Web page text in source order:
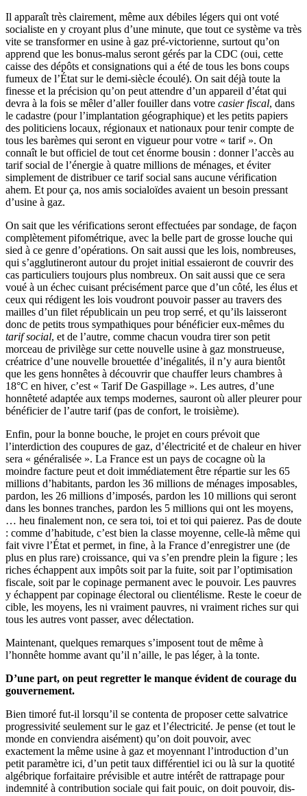
Il apparaît très clairement, même aux débiles légers qui ont voté
socialiste en y croyant plus d’une minute, que tout ce système va très
vite se transformer en usine à gaz pré-victorienne, surtout qu’on
apprend que les bonus-malus seront gérés par la CDC (oui, cette
caisse des dépôts et consignations qui a été de tous les bons coups
fumeux de l’État sur le demi-siècle écoulé). On sait déjà toute la
finesse et la précision qu’on peut attendre d’un appareil d’état qui
devra à la fois se mêler d’aller fouiller dans votre casier fiscal, dans
le cadastre (pour l’implantation géographique) et les petits papiers
des politiciens locaux, régionaux et nationaux pour tenir compte de
tous les barèmes qui seront en vigueur pour votre « tarif ». On
connaît le but officiel de tout cet énorme bousin : donner l’accès au
tarif social de l’énergie à quatre millions de ménages, et éviter
simplement de distribuer ce tarif social sans aucune vérification
ahem. Et pour ça, nos amis socialoïdes avaient un besoin pressant
d’usine à gaz.
On sait que les vérifications seront effectuées par sondage, de façon
complètement pifométrique, avec la belle part de grosse louche qui
sied à ce genre d’opérations. On sait aussi que les lois, nombreuses,
qui s’agglutineront autour du projet initial essaieront de couvrir des
cas particuliers toujours plus nombreux. On sait aussi que ce sera
voué à un échec cuisant précisément parce que d’un côté, les élus et
ceux qui rédigent les lois voudront pouvoir passer au travers des
mailles d’un filet républicain un peu trop serré, et qu’ils laisseront
donc de petits trous sympathiques pour bénéficier eux-mêmes du
tarif social, et de l’autre, comme chacun voudra tirer son petit
morceau de privilège sur cette nouvelle usine à gaz monstrueuse,
créatrice d’une nouvelle brouettée d’inégalités, il n’y aura bientôt
que les gens honnêtes à découvrir que chauffer leurs chambres à
18°C en hiver, c’est « Tarif De Gaspillage ». Les autres, d’une
honnêteté adaptée aux temps modernes, sauront où aller pleurer pour
bénéficier de l’autre tarif (pas de confort, le troisième).
Enfin, pour la bonne bouche, le projet en cours prévoit que
l’interdiction des coupures de gaz, d’électricité et de chaleur en hiver
sera « généralisée ». La France est un pays de cocagne où la
moindre facture peut et doit immédiatement être répartie sur les 65
millions d’habitants, pardon les 36 millions de ménages imposables,
pardon, les 26 millions d’imposés, pardon les 10 millions qui seront
dans les bonnes tranches, pardon les 5 millions qui ont les moyens,
… heu finalement non, ce sera toi, toi et toi qui paierez. Pas de doute
: comme d’habitude, c’est bien la classe moyenne, celle-là même qui
fait vivre l’État et permet, in fine, à la France d’enregistrer une (de
plus en plus rare) croissance, qui va s’en prendre plein la figure ; les
riches échappent aux impôts soit par la fuite, soit par l’optimisation
fiscale, soit par le copinage permanent avec le pouvoir. Les pauvres
y échappent par copinage électoral ou clientélisme. Reste le coeur de
cible, les moyens, les ni vraiment pauvres, ni vraiment riches sur qui
tous les autres vont passer, avec délectation.
Maintenant, quelques remarques s’imposent tout de même à
l’honnête homme avant qu’il n’aille, le pas léger, à la tonte.
D’une part, on peut regretter le manque évident de courage du
gouvernement.
Bien timoré fut-il lorsqu’il se contenta de proposer cette salvatrice
progressivité seulement sur le gaz et l’électricité. Je pense (et tout le
monde en conviendra aisément) qu’on doit pouvoir, avec
exactement la même usine à gaz et moyennant l’introduction d’un
petit paramètre ici, d’un petit taux différentiel ici ou là sur la quotité
algébrique forfaitaire prévisible et autre intérêt de rattrapage pour
indemnité à contribution sociale qui fait pouic, on doit pouvoir, dis-